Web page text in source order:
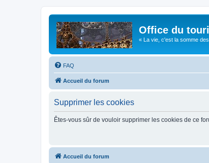
Office du
« La vie, c'est la somme
FAQ
Accueil du forum
Supprimer les cookies
Êtes-vous sûr de vouloir supprimer les cookies de ce
Accueil du forum